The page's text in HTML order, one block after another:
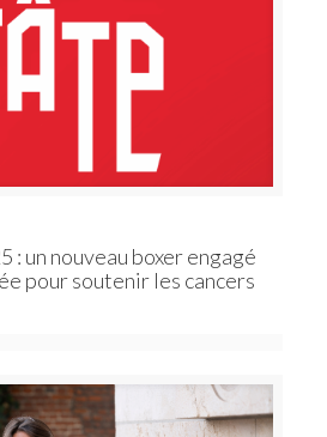
: un nouveau boxer engagé
pour soutenir les cancers